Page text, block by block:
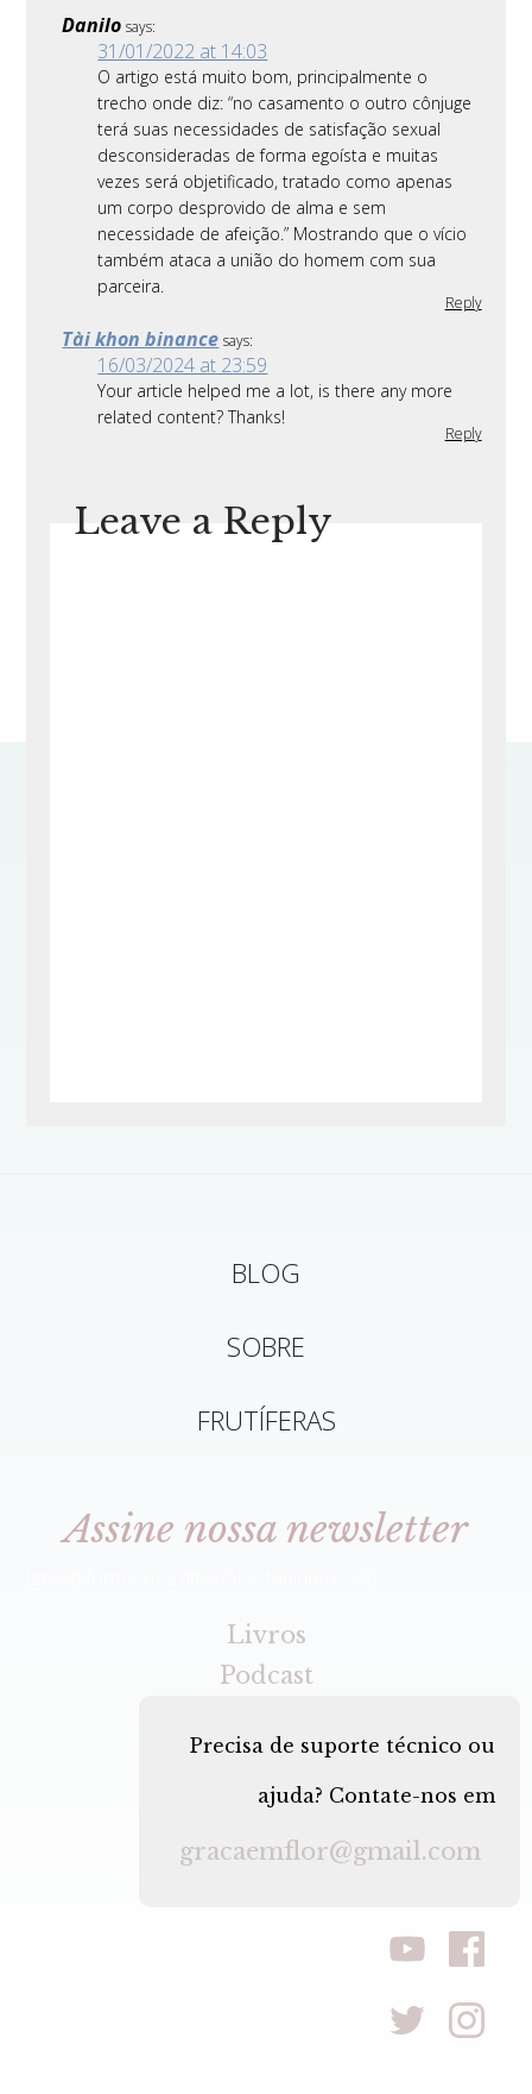
Danilo says:
31/01/2022 at 14:03
O artigo está muito bom, principalmente o
trecho onde diz: “no casamento o outro cônjuge
terá suas necessidades de satisfação sexual
desconsideradas de forma egoísta e muitas
vezes será objetificado, tratado como apenas
um corpo desprovido de alma e sem
necessidade de afeição.” Mostrando que o vício
também ataca a união do homem com sua
parceira.
Reply
Tài khon binance says:
16/03/2024 at 23:59
Your article helped me a lot, is there any more
related content? Thanks!
Reply
Leave a Reply
BLOG
SOBRE
FRUTÍFERAS
Assine nossa newsletter
Livros
Podcast
Precisa de suporte técnico ou
ajuda? Contate-nos em
gracaemflor@gmail.com